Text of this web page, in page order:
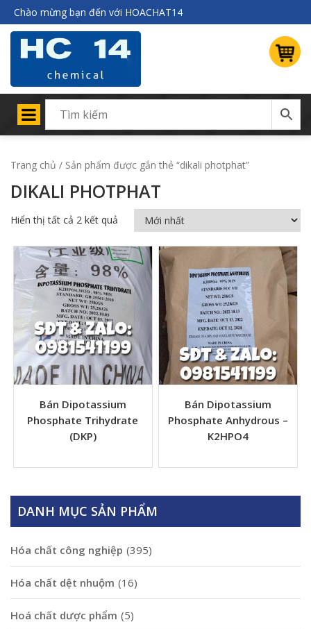
Chào mừng bạn đến với HOACHAT14
Trang chủ / Sản phẩm được gắn thẻ “dikali photphat”
DIKALI PHOTPHAT
Hiển thị tất cả 2 kết quả
Bán Dipotassium
Phosphate Trihydrate
(DKP)
Bán Dipotassium
Phosphate Anhydrous –
K2HPO4
DANH MỤC SẢN PHẨM
Hóa chất công nghiệp (395)
Hóa chất dệt nhuộm (16)
Hoá chất dược phẩm (5)